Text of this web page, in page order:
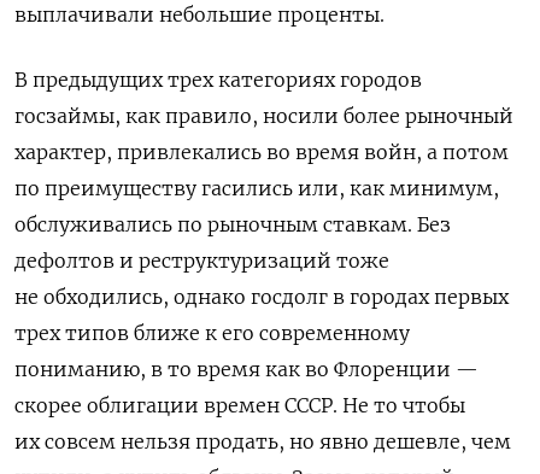
выплачивали небольшие проценты.
В предыдущих трех категориях городов
госзаймы, как правило, носили более рыночный
характер, привлекались во время войн, а потом
по преимуществу гасились или, как минимум,
обслуживались по рыночным ставкам. Без
дефолтов и реструктуризаций тоже
не обходились, однако госдолг в городах первых
трех типов ближе к его современному
пониманию, в то время как во Флоренции —
скорее облигации времен СССР. Не то чтобы
их совсем нельзя продать, но явно дешевле, чем